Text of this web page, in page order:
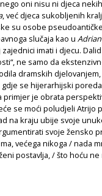
oni nisu ni djeca
, već djeca sukobljenih
su osobe
slučaja kao u
imati i djecu.
ne samo da
dramskih
se hijerarhijski
primjer je obrata
se moći poludjeli Atrijo
na kraju ubije svoje
svoje žensko
većega nikoga / nada
postavlja, / što hoću ne